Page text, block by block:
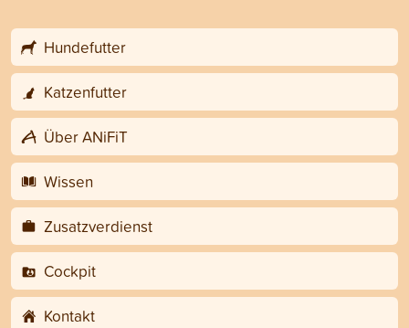
Hundefutter
Katzenfutter
Über ANiFiT
Wissen
Zusatzverdienst
Cockpit
Kontakt